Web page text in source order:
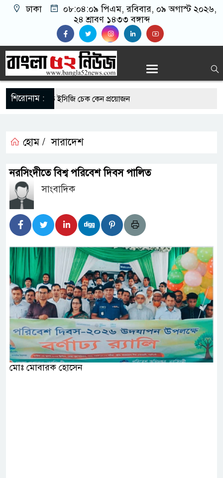
ঢাকা ০৮:০৪:০৯ পিএম, রবিবার, ০৯ অগাস্ট ২০২৬,
২৪ শ্রাবণ ১৪৩৩ বঙ্গাব্দ
শিরোনাম :
নিয়মিত ইসিজি চেক কেন প্রয়োজন
আহ্বান
মিলল মাইক্রোপ্লাস্টিক, বেশি কই মাছে
বাড়ীর মোঃ আঃ খালেকের ইন্তেকাল
ব্যবসায়িক অগ্রযাত্রায় নতুন অধ্যায়
স্থিতিশীল সরকার,প্রবাসীদের বিনিয়োগের এখনই
স্থিতিশীল সরকার,প্রবাসীদের বিনিয়োগের এখনই
নিচে গাঁজার ড্রাম, মাদক কারবারি আটক
বাজেট সংশোধনের দাবিতে ফরিদগঞ্জে অহিংস
হোম / সারাদেশ
নরসিংদীতে বিশ্ব পরিবেশ দিবস পালিত
সাংবাদিক
মোঃ মোবারক হোসেন